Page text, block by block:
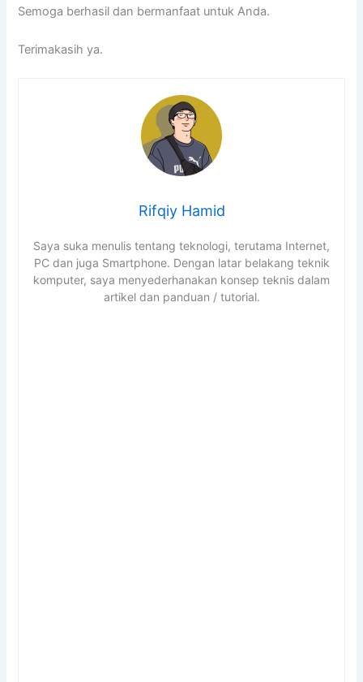
Semoga berhasil dan bermanfaat untuk Anda.
Terimakasih ya.
Rifqiy Hamid
Saya suka menulis tentang teknologi, terutama Internet,
PC dan juga Smartphone. Dengan latar belakang teknik
komputer, saya menyederhanakan konsep teknis dalam
artikel dan panduan / tutorial.